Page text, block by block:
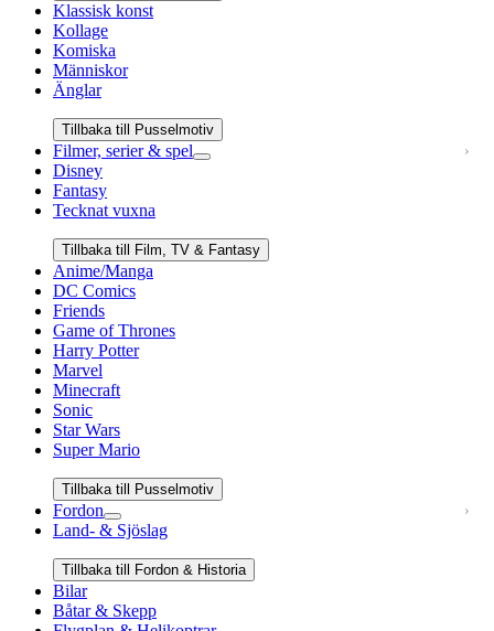
Klassisk konst
Kollage
Komiska
Människor
Änglar
Tillbaka till Pusselmotiv
Filmer, serier & spel
Disney
Fantasy
Tecknat vuxna
Tillbaka till Film, TV & Fantasy
Anime/Manga
DC Comics
Friends
Game of Thrones
Harry Potter
Marvel
Minecraft
Sonic
Star Wars
Super Mario
Tillbaka till Pusselmotiv
Fordon
Land- & Sjöslag
Tillbaka till Fordon & Historia
Bilar
Båtar & Skepp